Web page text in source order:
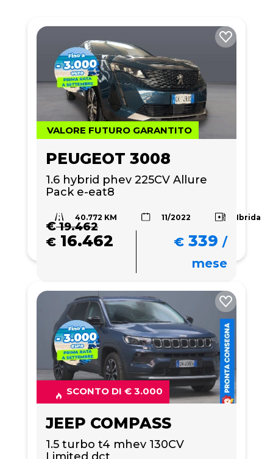
VALORE FUTURO GARANTITO
PEUGEOT 3008
1.6 hybrid phev 225CV Allure
Pack e-eat8
40.772 KM 11/2022 Ibrida
€19.462
€ 16.462 € 339 /
mese
SCONTO DI € 3.000
JEEP COMPASS
1.5 turbo t4 mhev 130CV
Limited dct